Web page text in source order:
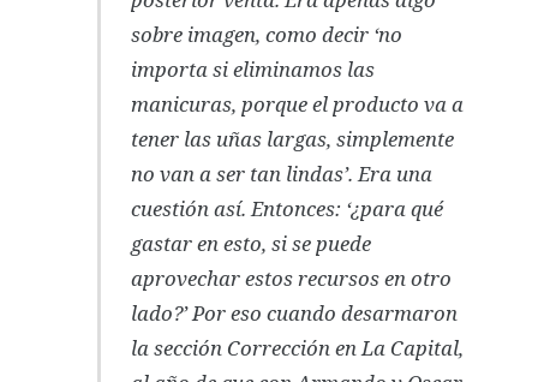
sobre imagen, como decir ‘no
importa si eliminamos las
manicuras, porque el producto va a
tener las uñas largas, simplemente
no van a ser tan lindas’. Era una
cuestión así. Entonces: ‘¿para qué
gastar en esto, si se puede
aprovechar estos recursos en otro
lado?’ Por eso cuando desarmaron
la sección Corrección en La Capital,